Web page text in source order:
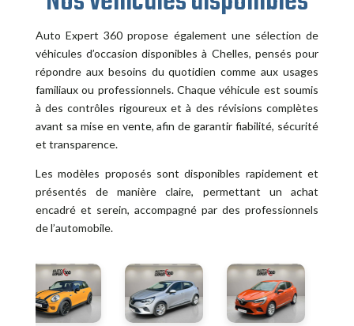
Auto Expert 360 propose également une sélection de
véhicules d’occasion disponibles à Chelles, pensés pour
répondre aux besoins du quotidien comme aux usages
familiaux ou professionnels. Chaque véhicule est soumis
à des contrôles rigoureux et à des révisions complètes
avant sa mise en vente, afin de garantir fiabilité, sécurité
et transparence.
Les modèles proposés sont disponibles rapidement et
présentés de manière claire, permettant un achat
encadré et serein, accompagné par des professionnels
de l’automobile.